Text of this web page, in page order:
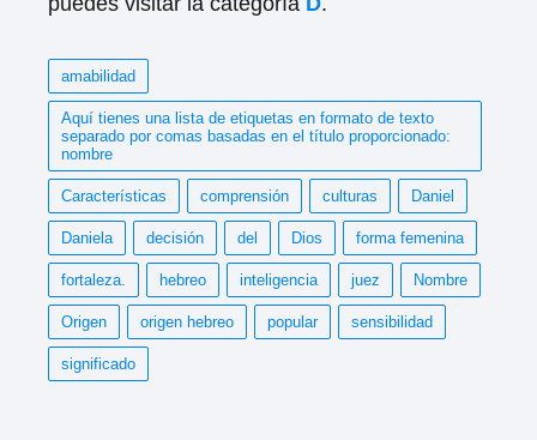
amabilidad
Aquí tienes una lista de etiquetas en formato de texto
separado por comas basadas en el título proporcionado:
nombre
Características comprensión culturas Daniel
Daniela decisión del Dios forma femenina
fortaleza. hebreo inteligencia juez Nombre
Origen origen hebreo popular sensibilidad
significado